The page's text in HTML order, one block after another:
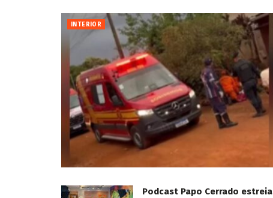
INTERIOR
Podcast Papo Cerrado estreia